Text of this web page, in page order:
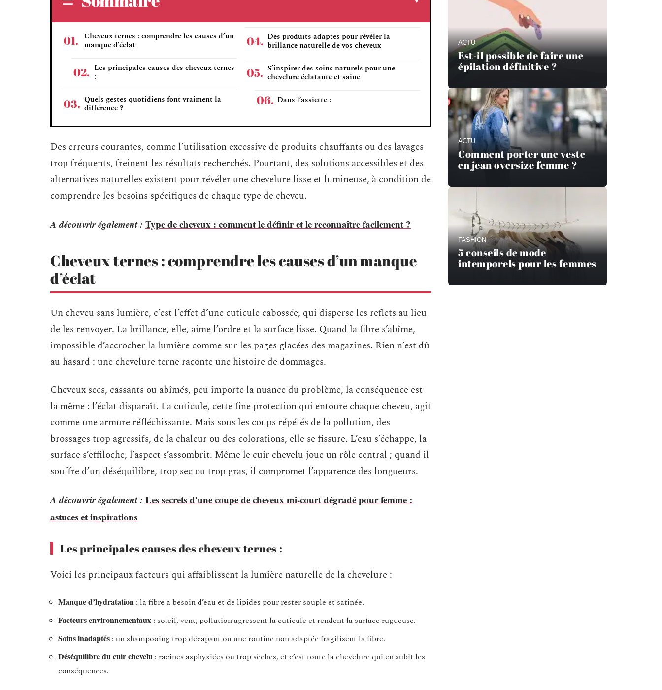
Cheveux ternes : comprendre les causes d’un
manque d’éclat
Les principales causes des cheveux ternes
:
Quels gestes quotidiens font vraiment la
différence ?
Des produits adaptés pour révéler la
brillance naturelle de vos cheveux
S’inspirer des soins naturels pour une
chevelure éclatante et saine
Dans l’assiette :
Des erreurs courantes, comme l’utilisation excessive de produits chauffants ou des lavages
trop fréquents, freinent les résultats recherchés. Pourtant, des solutions accessibles et des
alternatives naturelles existent pour révéler une chevelure lisse et lumineuse, à condition de
comprendre les besoins spécifiques de chaque type de cheveu.
A découvrir également : Type de cheveux : comment le définir et le reconnaître facilement ?
Cheveux ternes : comprendre les causes d’un manque
d’éclat
Un cheveu sans lumière, c’est l’effet d’une cuticule cabossée, qui disperse les reflets au lieu
de les renvoyer. La brillance, elle, aime l’ordre et la surface lisse. Quand la fibre s’abîme,
impossible d’accrocher la lumière comme sur les pages glacées des magazines. Rien n’est dû
au hasard : une chevelure terne raconte une histoire de dommages.
Cheveux secs, cassants ou abîmés, peu importe la nuance du problème, la conséquence est
la même : l’éclat disparaît. La cuticule, cette fine protection qui entoure chaque cheveu, agit
comme une armure réfléchissante. Mais sous les coups répétés de la pollution, des
brossages trop agressifs, de la chaleur ou des colorations, elle se fissure. L’eau s’échappe, la
surface s’effiloche, l’aspect s’assombrit. Même le cuir chevelu joue un rôle central ; quand il
souffre d’un déséquilibre, trop sec ou trop gras, il compromet l’apparence des longueurs.
A découvrir également : Les secrets d'une coupe de cheveux mi-court dégradé pour femme :
astuces et inspirations
Les principales causes des cheveux ternes :
Voici les principaux facteurs qui affaiblissent la lumière naturelle de la chevelure :
Manque d’hydratation : la fibre a besoin d’eau et de lipides pour rester souple et satinée.
Facteurs environnementaux : soleil, vent, pollution agressent la cuticule et rendent la surface rugueuse.
Soins inadaptés : un shampooing trop décapant ou une routine non adaptée fragilisent la fibre.
Déséquilibre du cuir chevelu : racines asphyxiées ou trop sèches, et c’est toute la chevelure qui en subit les
conséquences.
ACTU
Est-il possible de faire une
épilation définitive ?
ACTU
Comment porter une veste
en jean oversize femme ?
FASHION
5 conseils de mode
intemporels pour les femmes